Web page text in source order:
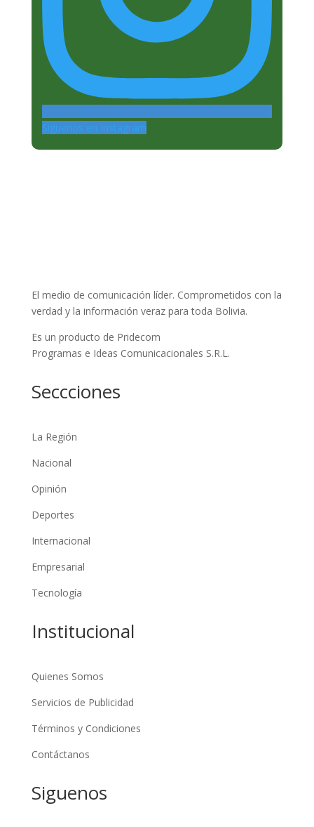
Siguenos en Instagram
El medio de comunicación líder. Comprometidos con la
verdad y la información veraz para toda Bolivia.
Es un producto de Pridecom
Programas e Ideas Comunicacionales S.R.L.
Seccciones
La Región
Nacional
Opinión
Deportes
Internacional
Empresarial
Tecnología
Institucional
Quienes Somos
Servicios de Publicidad
Términos y Condiciones
Contáctanos
Siguenos